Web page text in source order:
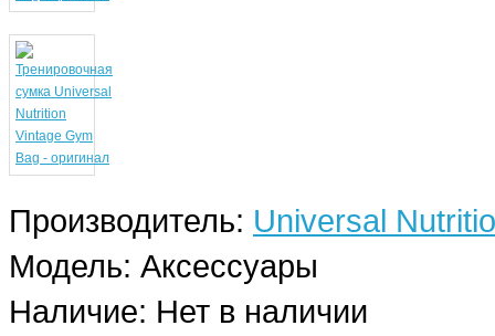
Производитель: Universal
Модель: Аксессуары
Наличие: Нет в наличии